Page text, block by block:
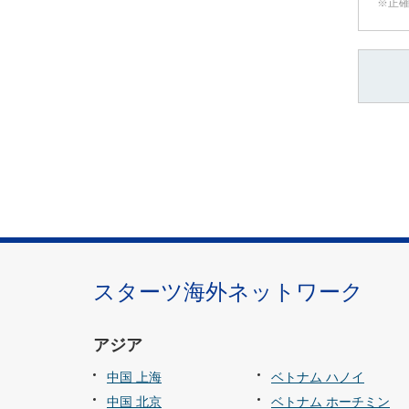
スターツ海外ネットワーク
アジア
中国 上海
中国 北京
ベトナム ハノイ
ベトナム ホーチミン